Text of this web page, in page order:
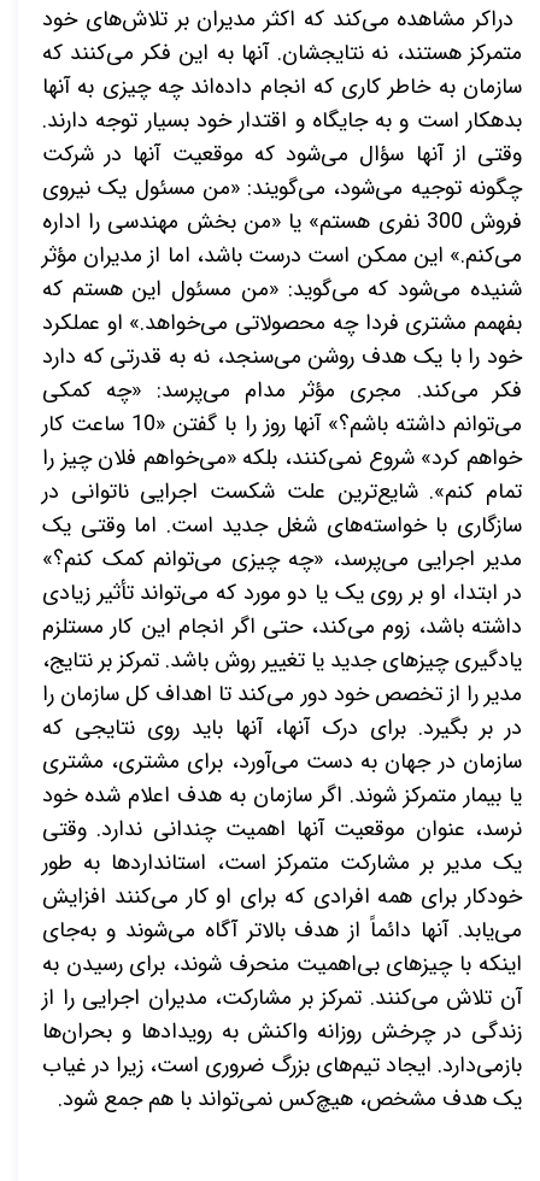
دراکر مشاهده می‌کند که اکثر مدیران بر تلاش‌های خود
متمرکز هستند، نه نتایجشان. آنها به این فکر می‌کنند که
سازمان به خاطر کاری که انجام داده‌اند چه چیزی به آنها
بدهکار است و به جایگاه و اقتدار خود بسیار توجه دارند.
وقتی از آنها سؤال می‌شود که موقعیت آنها در شرکت
چگونه توجیه می‌شود، می‌گویند:«من مسئول یک نیروی
فروش 300 نفری هستم
» یا«من بخش مهندسی را اداره
می‌کنم.» این ممکن است درست باشد، اما از مدیران مؤثر
شنیده می‌شود که می‌گوید: «من مسئول این هستم که
بفهمم مشتری فردا چه محصولاتی می‌خواهد.» او عملکرد
خود را با یک هدف روشن می‌سنجد، نه به قدرتی که دارد
فکر می‌کند. مجری مؤثر مدام می‌پرسد: «چه کمکی
می‌توانم داشته باشم؟»
آنها روز را با گفتن «10 ساعت کار
خواهم کرد» شروع نمی‌کنند، بلکه «می‌خواهم فلان چیز را
تمام کنم». شایع‌ترین علت شکست اجرایی ناتوانی در
سازگاری با خواسته‌های شغل جدید است. اما وقتی یک
مدیر اجرایی می‌پرسد، «چه چیزی می‌توانم کمک کنم؟»
در ابتدا، او بر روی یک یا دو مورد که می‌تواند تأثیر زیادی
داشته باشد، زوم می‌کند، حتی اگر انجام این کار مستلزم
یادگیری چیزهای جدید یا تغییر روش باشد. تمرکز بر نتایج،
مدیر را از تخصص خود دور می‌کند تا اهداف کل سازمان را
در بر بگیرد. برای درک آنها، آنها باید روی نتایجی که
سازمان در جهان به دست می‌آورد، برای مشتری، مشتری
یا بیمار متمرکز شوند. اگر سازمان به هدف اعلام شده خود
نرسد، عنوان موقعیت آنها اهمیت چندانی ندارد. وقتی
یک مدیر بر مشارکت متمرکز است، استانداردها به طور
خودکار برای همه افرادی که برای او کار می‌کنند افزایش
می‌یابد. آنها دائماً از هدف بالاتر آگاه می‌شوند و به‌جای
اینکه با چیزهای بی‌اهمیت منحرف شوند، برای رسیدن به
آن تلاش می‌کنند. تمرکز بر مشارکت، مدیران اجرایی را از
زندگی در چرخش روزانه واکنش به رویدادها و بحران‌ها
بازمی‌دارد. ایجاد تیم‌های بزرگ ضروری است، زیرا در غیاب
یک هدف مشخص، هیچ‌کس نمی‌تواند با هم جمع شود.